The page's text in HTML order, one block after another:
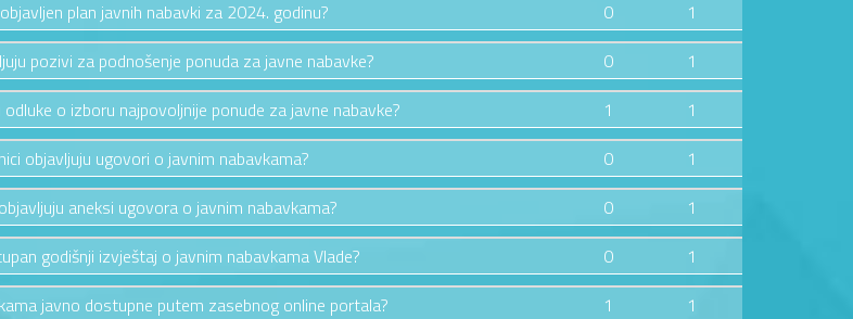
plan javnih nabavki za 2024. godinu? 0
1
pozivi za podnošenje ponuda za javne nabavke? 0
1
o izboru najpovoljnije ponude za javne nabavke? 1
1
objavljuju ugovori o javnim nabavkama? 0
1
aneksi ugovora o javnim nabavkama? 0
1
godišnji izvještaj o javnim nabavkama Vlade? 0
1
javno dostupne putem zasebnog online portala? 1
1